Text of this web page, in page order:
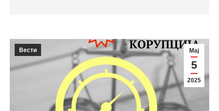
Мај
5
2025
Вести